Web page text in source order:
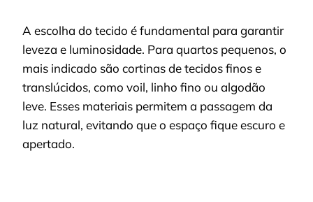
A escolha do tecido é fundamental para garantir
leveza e luminosidade. Para quartos pequenos, o
mais indicado são cortinas de tecidos finos e
translúcidos, como voil, linho fino ou algodão
leve. Esses materiais permitem a passagem da
luz natural, evitando que o espaço fique escuro e
apertado.